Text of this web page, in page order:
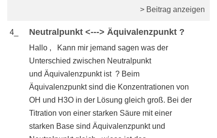
> Beitrag anzeigen
4_ Neutralpunkt <---> Äquivalenzpunkt ?
Hallo , Kann mir jemand sagen was der
Unterschied zwischen Neutralpunkt
und Äquivalenzpunkt ist ? Beim
Äquivalenzpunkt sind die Konzentrationen von
OH und H3O in der Lösung gleich groß. Bei der
Titration von einer starken Säure mit einer
starken Base sind Äquivalenzpunkt und